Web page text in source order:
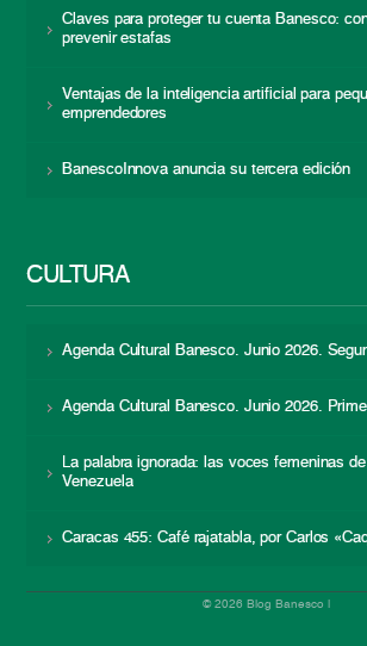
Claves para proteger tu cuenta Banesco:
prevenir estafas
Ventajas de la inteligencia artificial para
emprendedores
BanescoInnova anuncia su tercera edición
CULTURA
Agenda Cultural Banesco. Junio 2026.
Agenda Cultural Banesco. Junio 2026.
La palabra ignorada: las voces femeninas
Venezuela
Caracas 455: Café rajatabla, por Carlos
© 2026 Blog Banesco |